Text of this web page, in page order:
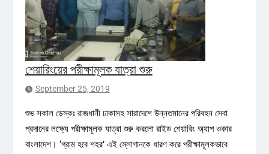
শেয়ারিংয়ের পরীক্ষামূলক যাত্রা শুরু
September 25, 2019
শুভ সকাল ডেস্কঃ রাজধানী ঢাকাসহ সারাদেশে উন্নতমানের পরিবহন সেবা
প্রদানের লক্ষ্যে পরীক্ষামূলক যাত্রা শুরু করলো রাইড শেয়ারিং অ্যাপ ওকার
বাংলাদেশ। ‘গ্রাম হবে শহর’ এই স্লোগানকে ধারণ করে পরীক্ষামূলকভাবে